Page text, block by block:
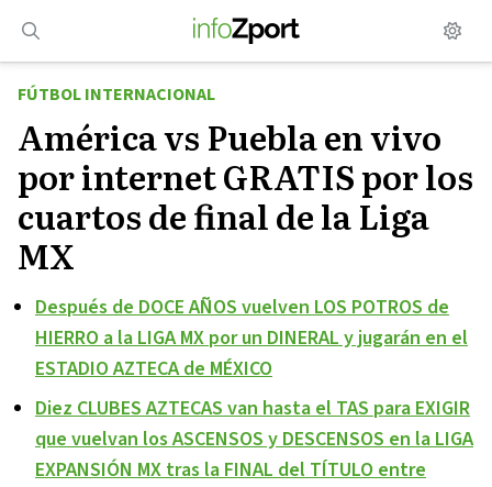
contenido
FÚTBOL INTERNACIONAL
América vs Puebla en vivo
por internet GRATIS por los
cuartos de final de la Liga
MX
Después de DOCE AÑOS vuelven LOS POTROS de
HIERRO a la LIGA MX por un DINERAL y jugarán en el
ESTADIO AZTECA de MÉXICO
Diez CLUBES AZTECAS van hasta el TAS para EXIGIR
que vuelvan los ASCENSOS y DESCENSOS en la LIGA
EXPANSIÓN MX tras la FINAL del TÍTULO entre